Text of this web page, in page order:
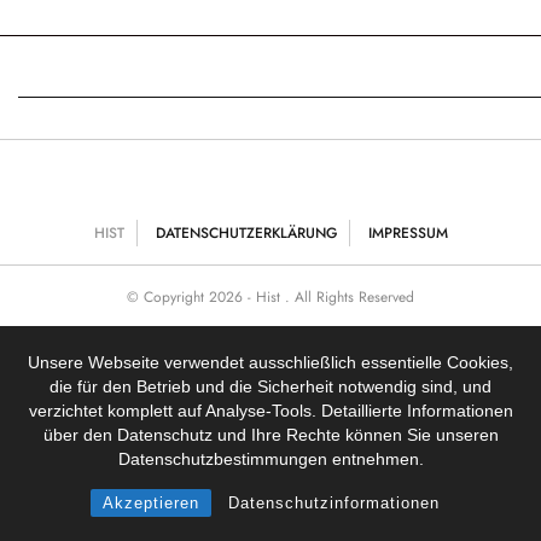
Unsere Webseite verwendet ausschließlich essentielle Cookies,
die für den Betrieb und die Sicherheit notwendig sind, und
verzichtet komplett auf Analyse-Tools. Detaillierte Informationen
über den Datenschutz und Ihre Rechte können Sie unseren
Datenschutzbestimmungen entnehmen.
Akzeptieren Datenschutzinformationen
HIST DATENSCHUTZERKLÄRUNG IMPRESSUM
NACH OBEN
© Copyright 2026 - Hist . All Rights Reserved